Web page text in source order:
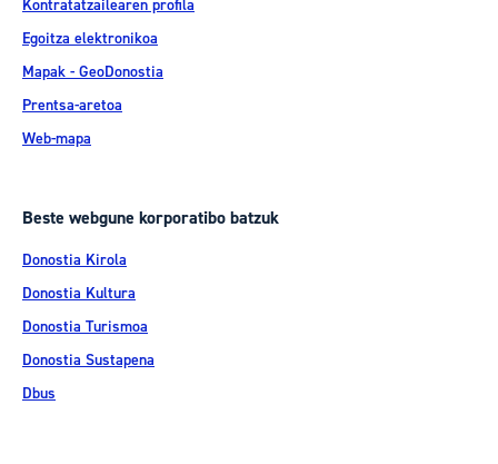
Kontratatzailearen profila
Egoitza elektronikoa
Mapak - GeoDonostia
Prentsa-aretoa
Web-mapa
Beste webgune korporatibo batzuk
Donostia Kirola
Donostia Kultura
Donostia Turismoa
Donostia Sustapena
Dbus